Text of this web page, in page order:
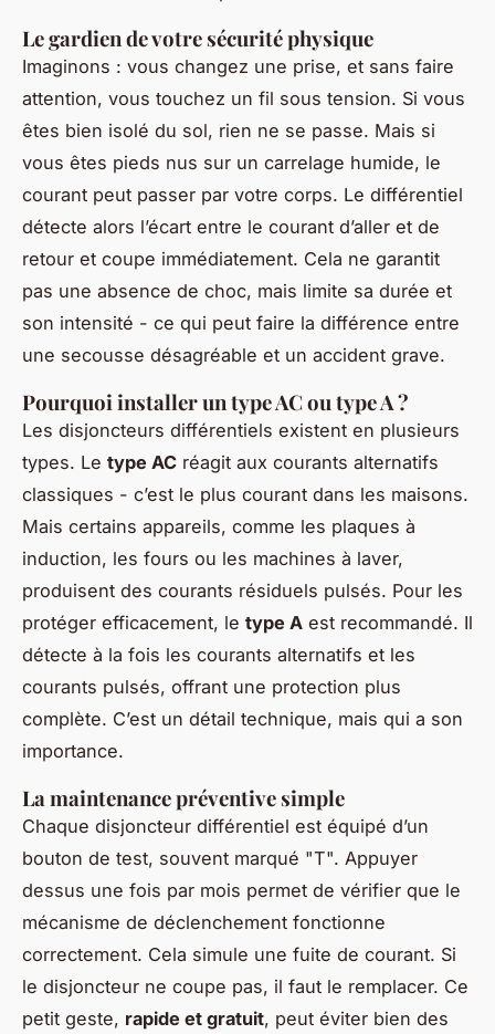
Le gardien de votre sécurité physique
Imaginons : vous changez une prise, et sans faire
attention, vous touchez un fil sous tension. Si vous
êtes bien isolé du sol, rien ne se passe. Mais si
vous êtes pieds nus sur un carrelage humide, le
courant peut passer par votre corps. Le différentiel
détecte alors l’écart entre le courant d’aller et de
retour et coupe immédiatement. Cela ne garantit
pas une absence de choc, mais limite sa durée et
son intensité - ce qui peut faire la différence entre
une secousse désagréable et un accident grave.
Pourquoi installer un type AC ou type A ?
Les disjoncteurs différentiels existent en plusieurs
types. Le type AC réagit aux courants alternatifs
classiques - c’est le plus courant dans les maisons.
Mais certains appareils, comme les plaques à
induction, les fours ou les machines à laver,
produisent des courants résiduels pulsés. Pour les
protéger efficacement, le type A est recommandé. Il
détecte à la fois les courants alternatifs et les
courants pulsés, offrant une protection plus
complète. C’est un détail technique, mais qui a son
importance.
La maintenance préventive simple
Chaque disjoncteur différentiel est équipé d’un
bouton de test, souvent marqué "T". Appuyer
dessus une fois par mois permet de vérifier que le
mécanisme de déclenchement fonctionne
correctement. Cela simule une fuite de courant. Si
le disjoncteur ne coupe pas, il faut le remplacer. Ce
petit geste, rapide et gratuit, peut éviter bien des